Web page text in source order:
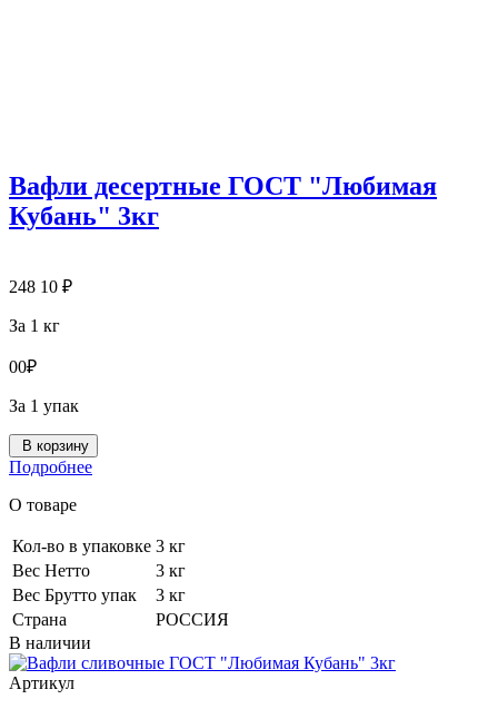
Вафли десертные ГОСТ "Любимая
Кубань" 3кг
248 10 ₽
За 1 кг
00₽
За 1 упак
В корзину
Подробнее
О товаре
Кол-во в упаковке 3 кг
Вес Нетто
3 кг
Вес Брутто упак
3 кг
Страна
РОССИЯ
В наличии
Артикул